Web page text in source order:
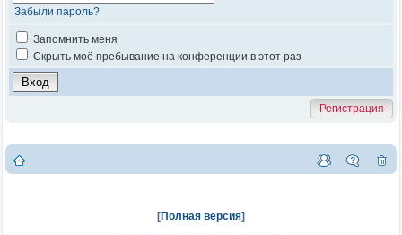
Забыли пароль?
Запомнить меня
Скрыть моё пребывание на конференции в этот раз
Регистрация
[Полная версия]